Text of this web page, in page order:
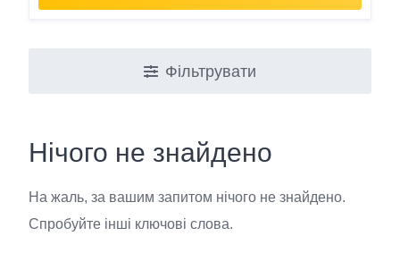
Фільтрувати
Нічого не знайдено
На жаль, за вашим запитом нічого не знайдено.
Спробуйте інші ключові слова.